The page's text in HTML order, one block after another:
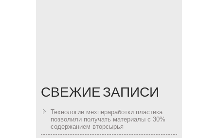
СВЕЖИЕ ЗАПИСИ
Технологии мехпераработки пластика
позволили получать материалы с 30%
содержанием вторсырья